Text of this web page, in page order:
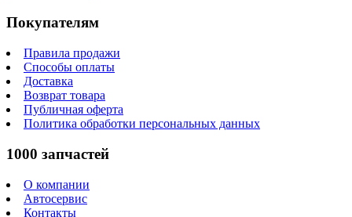
Покупателям
Правила продажи
Способы оплаты
Доставка
Возврат товара
Публичная оферта
Политика обработки персональных данных
1000 запчастей
О компании
Автосервис
Контакты